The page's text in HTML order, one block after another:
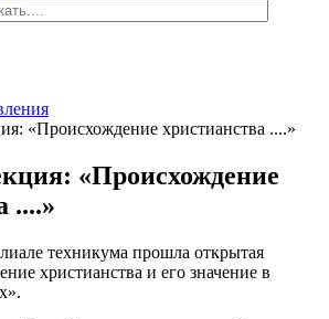
«Происхождение христианства ....»
«Происхождение
....»
техникума прошла открытая
христианства и его значение в